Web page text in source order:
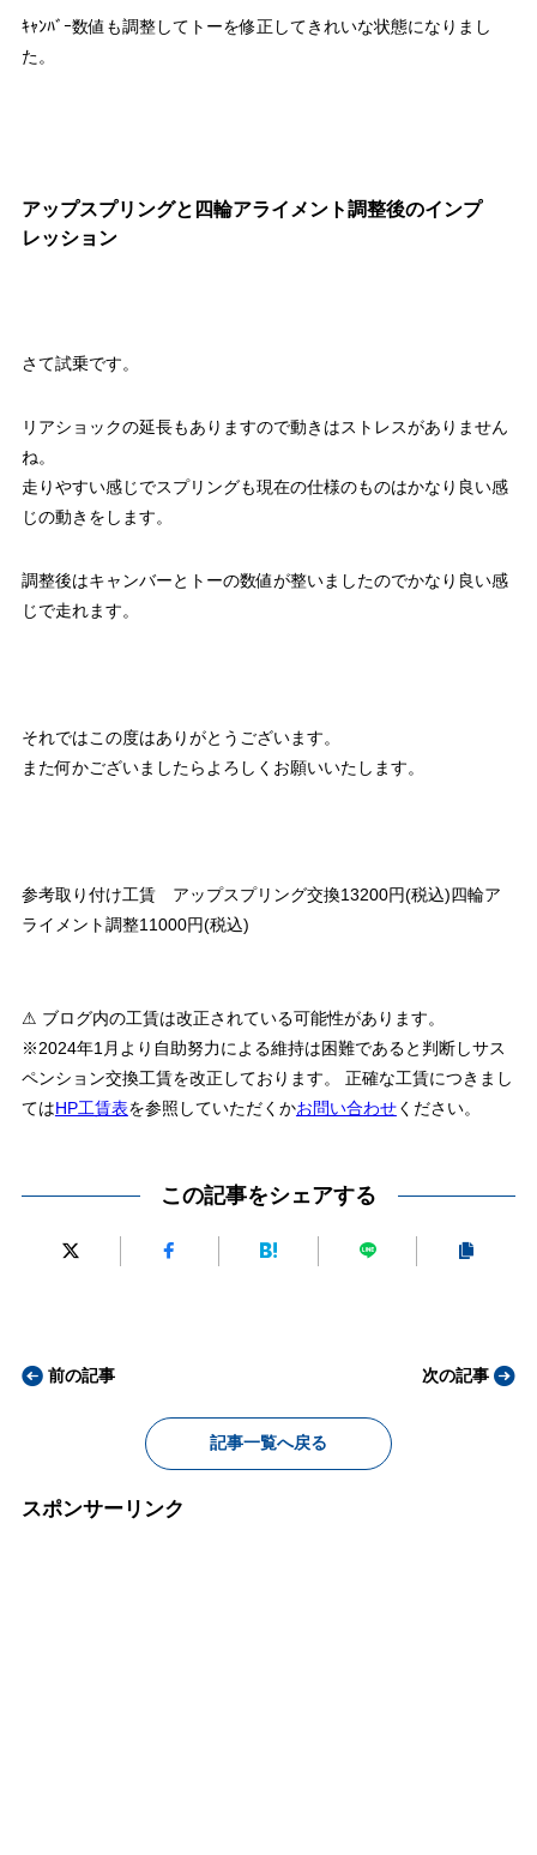
ｷｬﾝﾊﾞｰ数値も調整してトーを修正してきれいな状態になりまし
た。
アップスプリングと四輪アライメント調整後のインプ
レッション
さて試乗です。
リアショックの延長もありますので動きはストレスがありません
ね。
走りやすい感じでスプリングも現在の仕様のものはかなり良い感
じの動きをします。
調整後はキャンバーとトーの数値が整いましたのでかなり良い感
じで走れます。
それではこの度はありがとうございます。
また何かございましたらよろしくお願いいたします。
参考取り付け工賃 アップスプリング交換13200円(税込)四輪ア
ライメント調整11000円(税込)
⚠ ブログ内の工賃は改正されている可能性があります。
※2024年1月より自助努力による維持は困難であると判断しサス
ペンション交換工賃を改正しております。 正確な工賃につきまし
てはHP工賃表を参照していただくかお問い合わせください。
この記事をシェアする
前の記事
記事一覧へ戻る
次の記事
スポンサーリンク